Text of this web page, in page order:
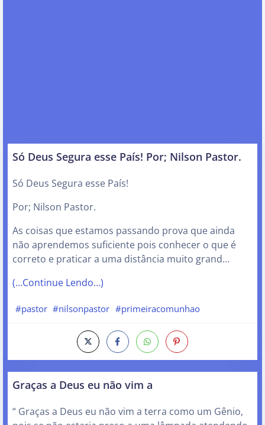
Só Deus Segura esse País! Por; Nilson Pastor.
Só Deus Segura esse País!
Por; Nilson Pastor.
As coisas que estamos passando prova que ainda
não aprendemos suficiente pois conhecer o que é
correto e praticar a uma distância muito grand…
(…Continue Lendo…)
#pastor #nilsonpastor #primeiracomunhao
Graças a Deus eu não vim a
“ Graças a Deus eu não vim a terra como um Gênio,